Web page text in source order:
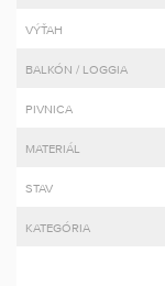
VÝŤAH
BALKÓN / LOGGIA
PIVNICA
MATERIÁL
STAV
KATEGÓRIA